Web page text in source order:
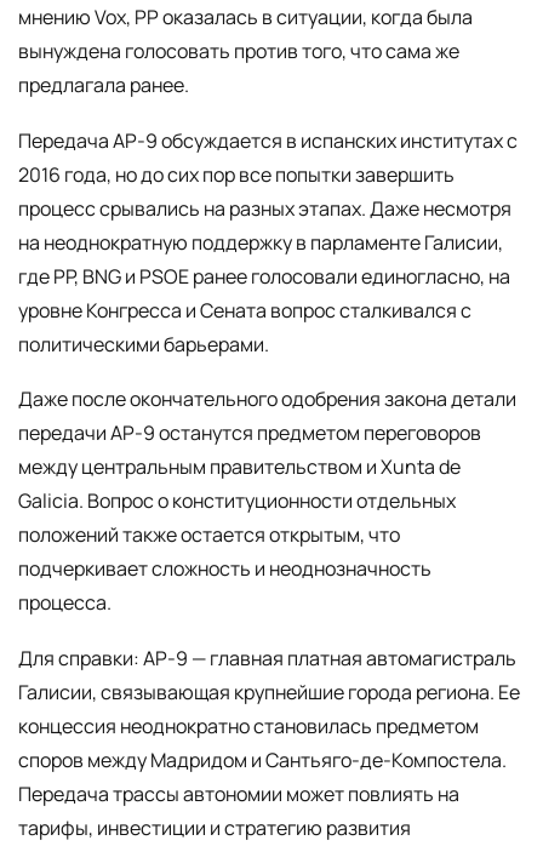
мнению Vox, PP оказалась в ситуации, когда была
вынуждена голосовать против того, что сама же
предлагала ранее.
Передача AP-9 обсуждается в испанских институтах с
2016 года, но до сих пор все попытки завершить
процесс срывались на разных этапах. Даже несмотря
на неоднократную поддержку в парламенте Галисии,
где PP, BNG и PSOE ранее голосовали единогласно, на
уровне Конгресса и Сената вопрос сталкивался с
политическими барьерами.
Даже после окончательного одобрения закона детали
передачи AP-9 останутся предметом переговоров
между центральным правительством и Xunta de
Galicia. Вопрос о конституционности отдельных
положений также остается открытым, что
подчеркивает сложность и неоднозначность
процесса.
Для справки: AP-9 — главная платная автомагистраль
Галисии, связывающая крупнейшие города региона. Ее
концессия неоднократно становилась предметом
споров между Мадридом и Сантьяго-де-Компостела.
Передача трассы автономии может повлиять на
тарифы, инвестиции и стратегию развития